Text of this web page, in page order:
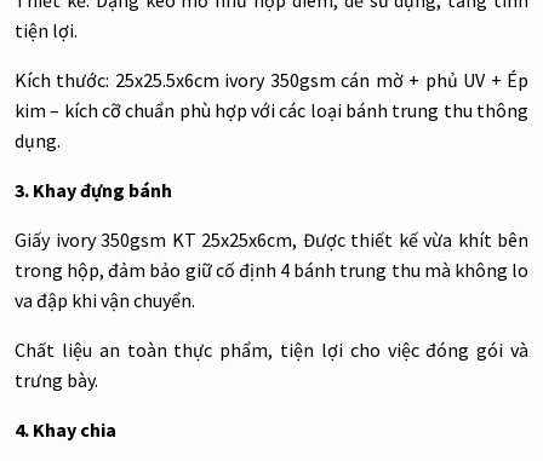
tiện lợi.
Kích thước: 25x25.5x6cm ivory 350gsm cán mờ + phủ UV + Ép
kim – kích cỡ chuẩn phù hợp với các loại bánh trung thu thông
dụng.
3. Khay đựng bánh
Giấy ivory 350gsm KT 25x25x6cm, Được thiết kế vừa khít bên
trong hộp, đảm bảo giữ cố định 4 bánh trung thu mà không lo
va đập khi vận chuyển.
Chất liệu an toàn thực phẩm, tiện lợi cho việc đóng gói và
trưng bày.
4. Khay chia